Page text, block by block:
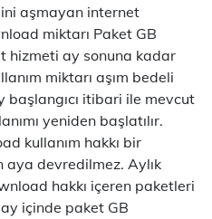
aşmayan internet
miktarı Paket GB
hizmeti ay sonuna kadar
miktarı aşım bedeli
itibari ile mevcut
yeniden başlatılır.
kullanım hakkı bir
aya devredilmez. Aylık
hakkı içeren paketleri
içinde paket GB